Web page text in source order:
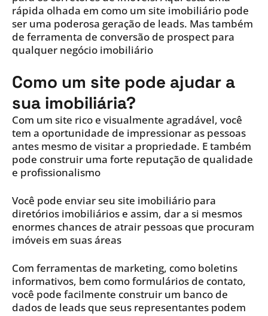
rápida olhada em como um site imobiliário pode
ser uma poderosa geração de leads. Mas também
de ferramenta de conversão de prospect para
qualquer negócio imobiliário
Como um site pode ajudar a
sua imobiliária?
Com um site rico e visualmente agradável, você
tem a oportunidade de impressionar as pessoas
antes mesmo de visitar a propriedade. E também
pode construir uma forte reputação de qualidade
e profissionalismo
Você pode enviar seu site imobiliário para
diretórios imobiliários e assim, dar a si mesmos
enormes chances de atrair pessoas que procuram
imóveis em suas áreas
Com ferramentas de marketing, como boletins
informativos, bem como formulários de contato,
você pode facilmente construir um banco de
dados de leads que seus representantes podem